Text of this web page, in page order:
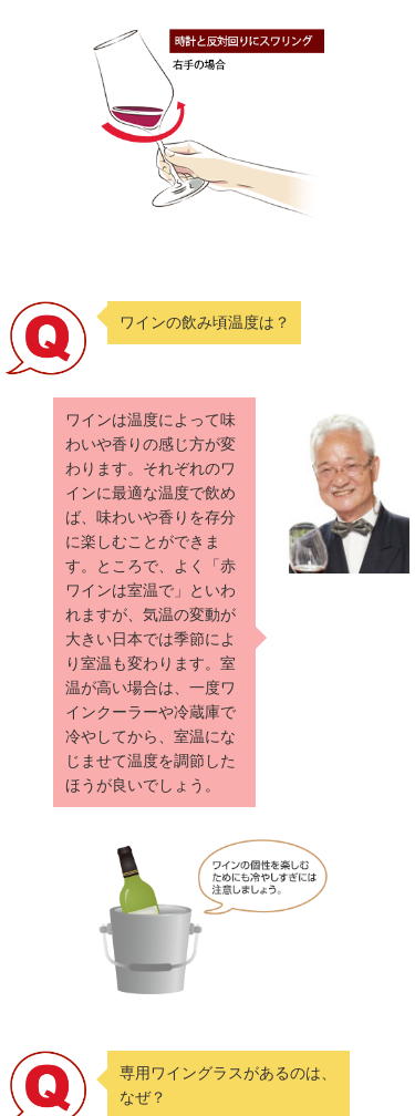
ワインの飲み頃温度は？
ワインは温度によって味
わいや香りの感じ方が変
わります。それぞれのワ
インに最適な温度で飲め
ば、味わいや香りを存分
に楽しむことができま
す。ところで、よく「赤
ワインは室温で」といわ
れますが、気温の変動が
大きい日本では季節によ
り室温も変わります。室
温が高い場合は、一度ワ
インクーラーや冷蔵庫で
冷やしてから、室温にな
じませて温度を調節した
ほうが良いでしょう。
専用ワイングラスがあるのは、
なぜ？